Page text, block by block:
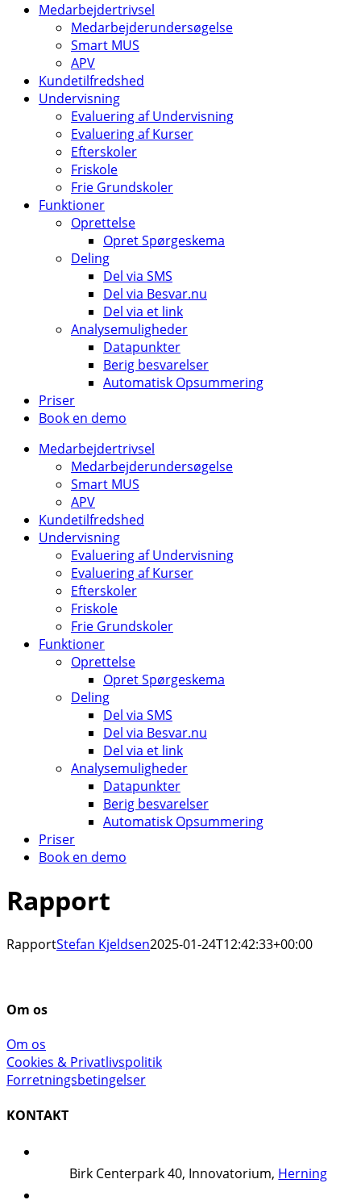
Medarbejdertrivsel
Medarbejderundersøgelse
Smart MUS
APV
Kundetilfredshed
Undervisning
Evaluering af Undervisning
Evaluering af Kurser
Efterskoler
Friskole
Frie Grundskoler
Funktioner
Oprettelse
Opret Spørgeskema
Deling
Del via SMS
Del via Besvar.nu
Del via et link
Analysemuligheder
Datapunkter
Berig besvarelser
Automatisk Opsummering
Priser
Book en demo
Medarbejdertrivsel
Medarbejderundersøgelse
Smart MUS
APV
Kundetilfredshed
Undervisning
Evaluering af Undervisning
Evaluering af Kurser
Efterskoler
Friskole
Frie Grundskoler
Funktioner
Oprettelse
Opret Spørgeskema
Deling
Del via SMS
Del via Besvar.nu
Del via et link
Analysemuligheder
Datapunkter
Berig besvarelser
Automatisk Opsummering
Priser
Book en demo
Rapport
RapportStefan Kjeldsen2025-01-24T12:42:33+00:00
Om os
Om os
Cookies & Privatlivspolitik
Forretningsbetingelser
KONTAKT
Birk Centerpark 40, Innovatorium, Herning